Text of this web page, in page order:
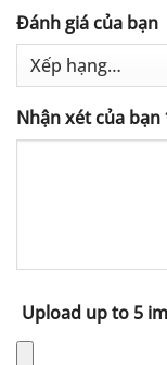
Đánh giá của bạn
Nhận xét của bạn
Upload up to 5